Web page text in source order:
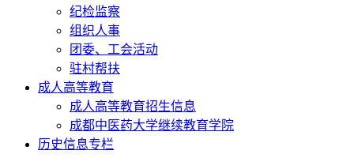
纪检监察
组织人事
团委、工会活动
驻村帮扶
成人高等教育
成人高等教育招生信息
成都中医药大学继续教育学院
历史信息专栏